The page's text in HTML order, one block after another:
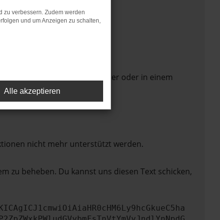
in einem anderen Browser oder in einem
nicht mehr unterstützt werden.
zu beheben. Du kannst uns diesen Text schicken,
zu verbessern. Zudem werden
und um Anzeigen zu schalten,
Alle akzeptieren